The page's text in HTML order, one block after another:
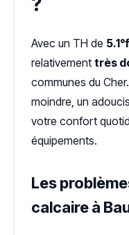
Avec un TH de 5.1°f
relativement très
communes du
moindre, un
votre confort
équipements.
Les
calcaire à